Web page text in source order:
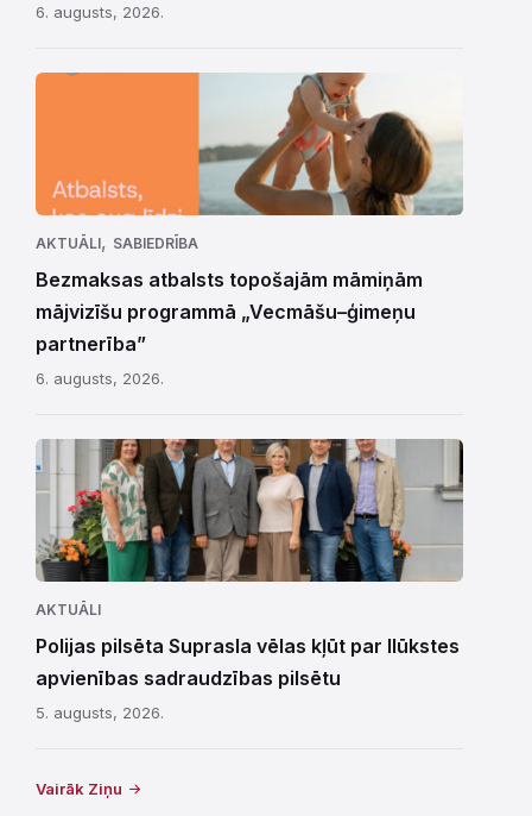
6. augusts, 2026.
AKTUĀLI, SABIEDRĪBA
Bezmaksas atbalsts topošajām māmiņām
mājvizīšu programmā „Vecmāšu–ģimeņu
partnerība”
6. augusts, 2026.
AKTUĀLI
Polijas pilsēta Suprasla vēlas kļūt par Ilūkstes
apvienības sadraudzības pilsētu
5. augusts, 2026.
Vairāk Ziņu